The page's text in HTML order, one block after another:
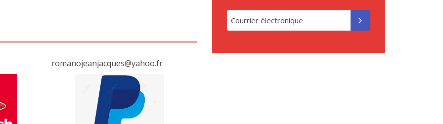
romanojeanjacques@yahoo.fr